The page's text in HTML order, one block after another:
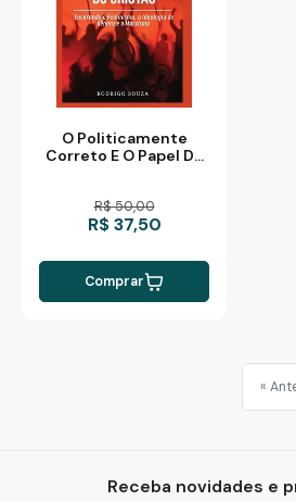
O Politicamente
Correto E O Papel Do
R$ 50,00
R$ 37,50
Comprar
«
Receba novidades e